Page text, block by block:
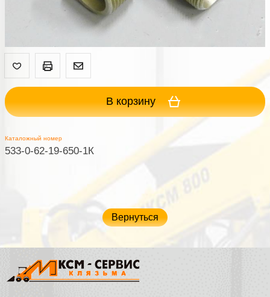
В корзину
Каталожный номер
533-0-62-19-650-1К
Вернуться